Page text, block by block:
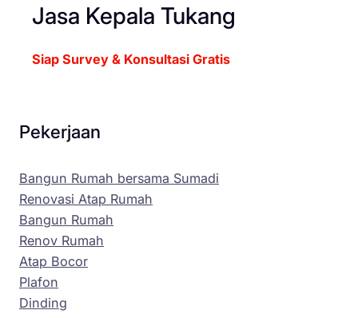
Jasa Kepala Tukang
Siap Survey & Konsultasi Gratis
Pekerjaan
Bangun Rumah bersama Sumadi
Renovasi Atap Rumah
Bangun Rumah
Renov Rumah
Atap Bocor
Plafon
Dinding